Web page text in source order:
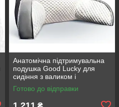
Анатомічна підтримувальна
подушка Good Lucky для
сидіння з валиком і
підлокітниками
Готово до відправки